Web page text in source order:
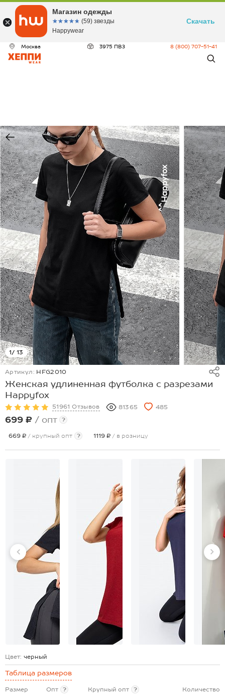
Москва 3975 ПВЗ 8 (800) 707-51-41
1/ 13
Артикул: HFG2010
Женская удлиненная футболка с разрезами
Happyfox
51961 Отзывов 81365 485
699 ₽ / опт ?
669 ₽ / крупный опт ? 1119 ₽ / в розницу
Цвет: черный
Таблица размеров
Размер Опт ? Крупный опт ? Количество
Магазин одежды
☆☆☆☆☆
★★★★★ (59) звезды
Happywear
Скачать